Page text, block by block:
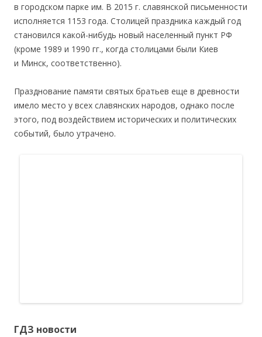
в городском парке им. В 2015 г. славянской письменности
исполняется 1153 года. Столицей праздника каждый год
становился какой-нибудь новый населенный пункт РФ
(кроме 1989 и 1990 гг., когда столицами были Киев
и Минск, соответственно).
Празднование памяти святых братьев еще в древности
имело место у всех славянских народов, однако после
этого, под воздействием исторических и политических
событий, было утрачено.
ГДЗ новости